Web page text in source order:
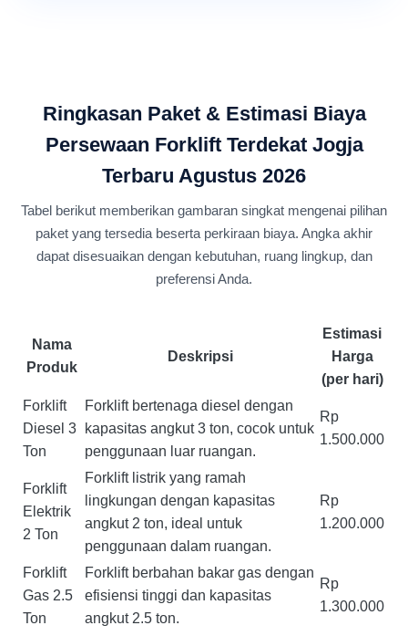
Ringkasan Paket & Estimasi Biaya
Persewaan Forklift Terdekat Jogja
Terbaru Agustus 2026
Tabel berikut memberikan gambaran singkat mengenai pilihan
paket yang tersedia beserta perkiraan biaya. Angka akhir
dapat disesuaikan dengan kebutuhan, ruang lingkup, dan
preferensi Anda.
Nama
Produk
Deskripsi
Estimasi
Harga
(per hari)
Forklift
Diesel 3
Ton
Forklift bertenaga diesel dengan
kapasitas angkut 3 ton, cocok untuk
penggunaan luar ruangan.
Rp
1.500.000
Forklift
Elektrik
2 Ton
Forklift listrik yang ramah
lingkungan dengan kapasitas
angkut 2 ton, ideal untuk
penggunaan dalam ruangan.
Rp
1.200.000
Forklift
Gas 2.5
Ton
Forklift berbahan bakar gas dengan
efisiensi tinggi dan kapasitas
angkut 2.5 ton.
Rp
1.300.000